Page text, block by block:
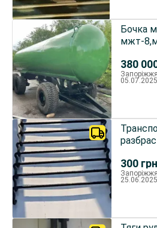
380
Бочка
мжт-
Запоріжжя
05.07.2025
300
Запоріжжя
25.06.2025